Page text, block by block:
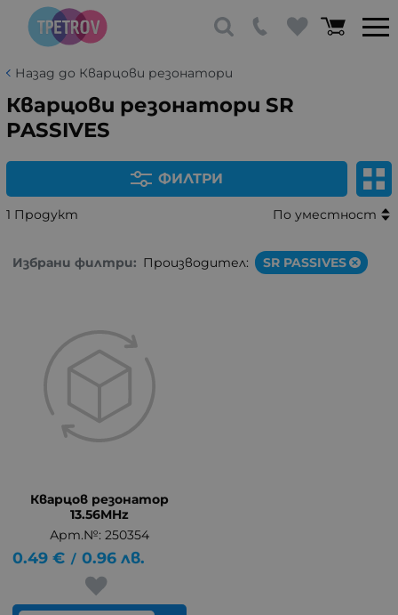
Назад до Кварцови резонатори
Кварцови резонатори SR
PASSIVES
ФИЛТРИ
1 Продукт По уместност
Избрани филтри: Производител: SR PASSIVES
Кварцов резонатор
13.56MHz
Арт.№: 250354
0.49 € / 0.96 лв.